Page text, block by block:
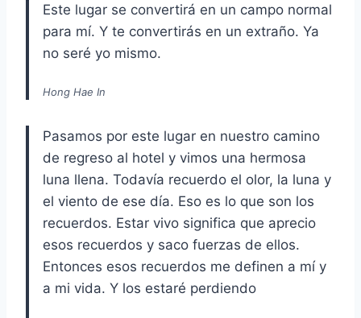
Este lugar se convertirá en un campo normal
para mí. Y te convertirás en un extraño. Ya
no seré yo mismo.
Hong Hae In
Pasamos por este lugar en nuestro camino
de regreso al hotel y vimos una hermosa
luna llena. Todavía recuerdo el olor, la luna y
el viento de ese día. Eso es lo que son los
recuerdos. Estar vivo significa que aprecio
esos recuerdos y saco fuerzas de ellos.
Entonces esos recuerdos me definen a mí y
a mi vida. Y los estaré perdiendo